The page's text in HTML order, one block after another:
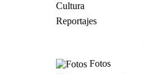
Cultura
Reportajes
Fotos